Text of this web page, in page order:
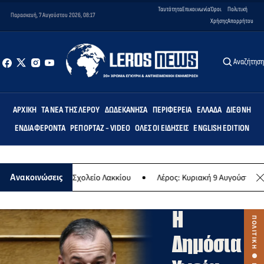
Παρασκευή, 7 Αυγούστου 2026, 08:17
ΤαυτότηταΕπικοινωνίαΌροι
Χρήσης
Πολιτική
Απορρήτου
Αναζήτηση
ΑΡΧΙΚΉ ΤΑ ΝΈΑ ΤΗΣ ΛΈΡΟΥ ΔΩΔΕΚΆΝΗΣΑ ΠΕΡΙΦΈΡΕΙΑ ΕΛΛΆΔΑ ΔΙΕΘΝΉ
ΕΝΔΙΑΦΈΡΟΝΤΑ ΡΕΠΟΡΤΆΖ - VIDEO ΌΛΕΣ ΟΙ ΕΙΔΉΣΕΙΣ ENGLISH EDITION
Ανακοινώσεις
Σχολείο Λακκίου Λέρος: Κυριακή 9 Αυγούστου το
Γιάννης
Παππάς:
Η
Δημόσια